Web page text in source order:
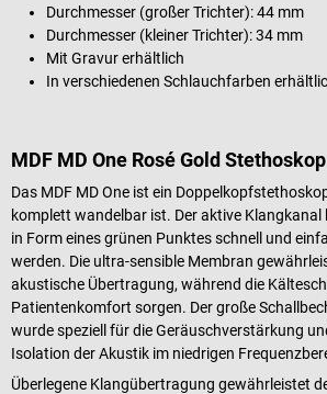
Durchmesser (großer Trichter): 44 mm
Durchmesser (kleiner Trichter): 34 mm
Mit Gravur erhältlich
In verschiedenen Schlauchfarben
MDF MD One Rosé Gold Stethoskop
Das MDF MD One ist ein
komplett wandelbar ist. Der aktive Klangkanal
in Form eines grünen Punktes schnell und
werden. Die ultra-sensible Membran
akustische Übertragung, während die
Patientenkomfort sorgen. Der große
wurde speziell für die Geräuschverstärkung
Isolation der Akustik im niedrigen
Überlegene Klangübertragung gewährleistet